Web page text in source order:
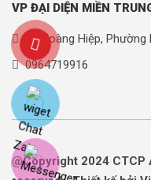
VP ĐẠI DIỆN MIỀN
90 Hoàng Hiệp,
0964719916
@Copyright 2024 CTCP